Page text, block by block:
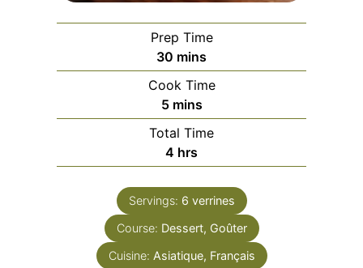
Prep Time
30 minutes
mins
Cook Time
5minutes
mins
Total Time
4 hours
hrs
Servings: 6 verrines
Course: Dessert, Goûter
Cuisine: Asiatique, Français